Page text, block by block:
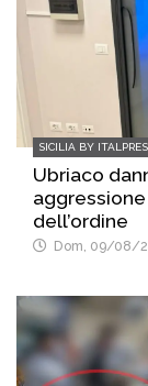
SICILIA BY
Ubriaco
dell’ordine
Dom, 09/08/